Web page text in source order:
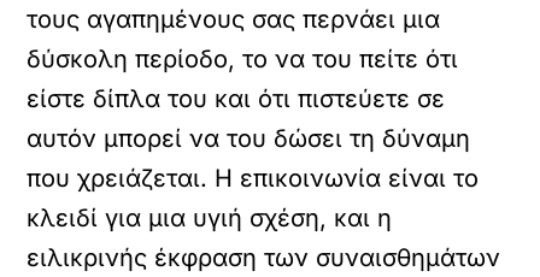
τους αγαπημένους σας περνάει μια
δύσκολη περίοδο, το να του πείτε ότι
είστε δίπλα του και ότι πιστεύετε σε
αυτόν μπορεί να του δώσει τη δύναμη
που χρειάζεται. Η επικοινωνία είναι το
κλειδί για μια υγιή σχέση, και η
ειλικρινής έκφραση των συναισθημάτων